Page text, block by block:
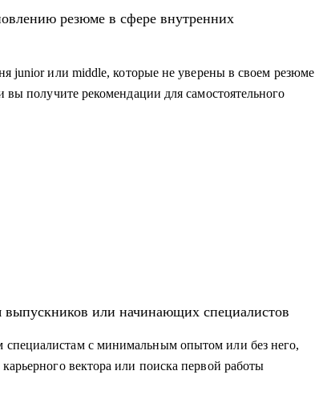
коммуникации, HR-бренд, event-менеджер
резюме в сфере внутренних
junior или middle, которые не уверены в своем резюме
вы получите рекомендации для самостоятельного
выпускников или начинающих специалистов
с минимальным опытом или без него,
вектора или поиска первой работы